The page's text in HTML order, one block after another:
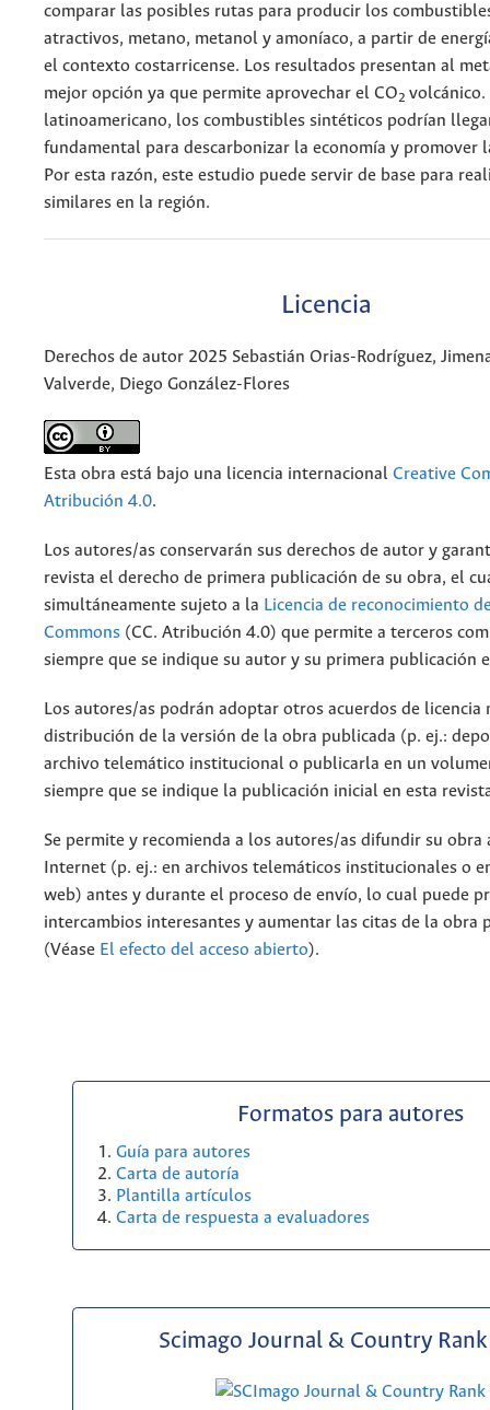
comparar las posibles rutas para producir los
atractivos, metano, metanol y amoníaco, a partir de
el contexto costarricense. Los resultados presentan al
mejor opción ya que permite aprovechar el CO2
latinoamericano, los combustibles sintéticos podrían
fundamental para descarbonizar la economía y promover
Por esta razón, este estudio puede servir de base para
similares en la región.
Licencia
Derechos de autor 2025 Sebastián Orias-Rodríguez,
Valverde, Diego González-Flores
Esta obra está bajo una licencia internacional Creative
Atribución 4.0.
Los autores/as conservarán sus derechos de autor y
revista el derecho de primera publicación de su obra, el
simultáneamente sujeto a la Licencia de reconocimiento
Commons (CC. Atribución 4.0) que permite a terceros
siempre que se indique su autor y su primera publicación
Los autores/as podrán adoptar otros acuerdos de licencia
distribución de la versión de la obra publicada (p. ej.:
archivo telemático institucional o publicarla en un
siempre que se indique la publicación inicial en esta
Se permite y recomienda a los autores/as difundir su obra
Internet (p. ej.: en archivos telemáticos institucionales o
web) antes y durante el proceso de envío, lo cual puede
intercambios interesantes y aumentar las citas de la obra
(Véase El efecto del acceso abierto).
Formatos para autores
Guía para autores
Carta de autoría
Plantilla artículos
Carta de respuesta a evaluadores
Scimago Journal & Country Rank